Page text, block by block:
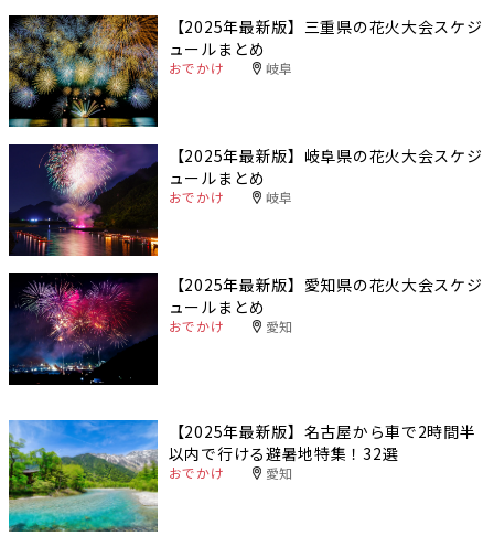
【2025年最新版】三重県の花火大会スケジ
ュールまとめ
おでかけ 岐阜
【2025年最新版】岐阜県の花火大会スケジ
ュールまとめ
おでかけ 岐阜
【2025年最新版】愛知県の花火大会スケジ
ュールまとめ
おでかけ 愛知
【2025年最新版】名古屋から車で2時間半
以内で行ける避暑地特集！32選
おでかけ 愛知